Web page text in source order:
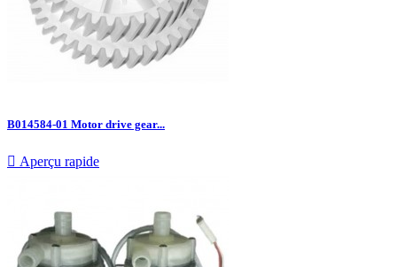
B014584-01 Motor drive gear...
 Aperçu rapide